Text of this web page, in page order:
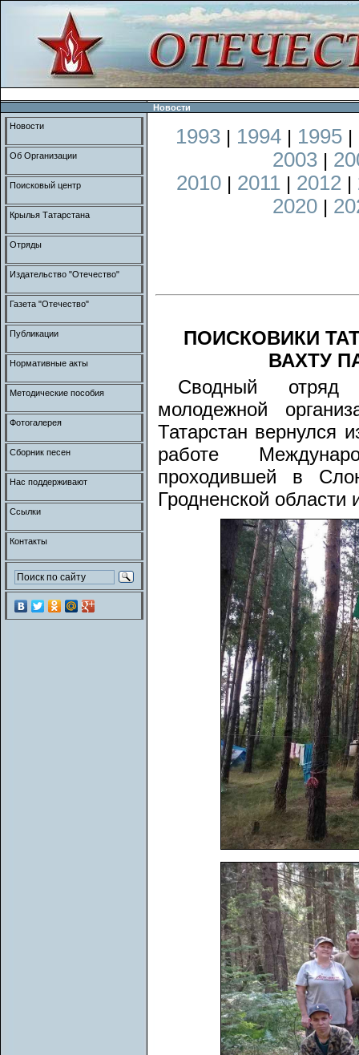
Новости
1993 | 1994 | 1995 |
2003 |
2010 | 2011 | 2012 |
2020 |
ПОИСКОВИКИ
ВАХТУ
Сводный отряд
молодежной
Татарстан вернулся
работе
проходившей в
Гродненской
Новости
Об Организации
Поисковый центр
Крылья Татарстана
Отряды
Издательство "Отечество"
Газета "Отечество"
Публикации
Нормативные акты
Методические пособия
Фотогалерея
Сборник песен
Нас поддерживают
Ссылки
Контакты